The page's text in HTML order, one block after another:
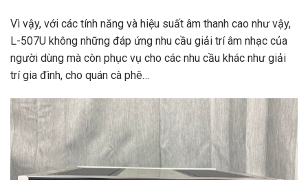
Vì vậy, với các tính năng và hiệu suất âm thanh cao như vậy,
L-507U không những đáp ứng nhu cầu giải trí âm nhạc của
người dùng mà còn phục vụ cho các nhu cầu khác như giải
trí gia đình, cho quán cà phê…